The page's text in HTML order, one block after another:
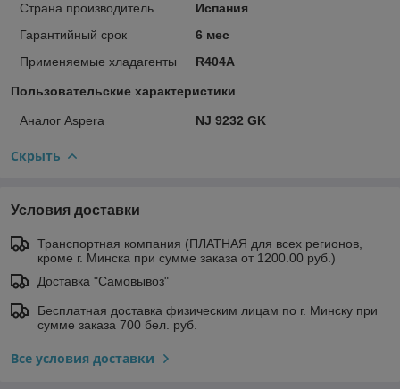
Страна производитель
Испания
Гарантийный срок
6 мес
Применяемые хладагенты
R404A
Пользовательские характеристики
Аналог Aspera NJ 9232 GK
Скрыть
Условия доставки
Транспортная компания (ПЛАТНАЯ для всех регионов,
кроме г. Минска при сумме заказа от 1200.00 руб.)
Доставка "Самовывоз"
Бесплатная доставка физическим лицам по г. Минску при
сумме заказа 700 бел. руб.
Все условия доставки